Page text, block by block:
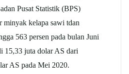
Pusat Statistik (BPS)
minyak kelapa sawi tdan
563 persen pada bulan Juni
15,33 juta dolar AS dari
AS pada Mei 2020.